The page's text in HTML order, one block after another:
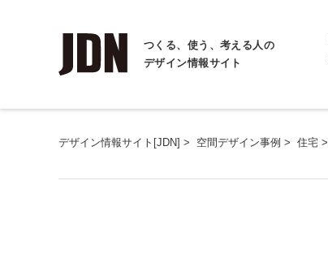
つくる、使う、考える人の
デザイン情報サイト
デザイン情報サイト[JDN] > 空間デザイン事例 > 住宅 >